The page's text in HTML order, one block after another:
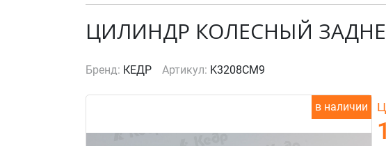
ЦИЛИНДР КОЛЕСНЫЙ
Бренд: КЕДР Артикул: K3208CM9
в наличии